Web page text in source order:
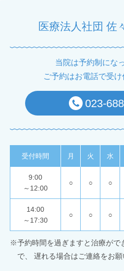
医療法人社団 佐
当院は予約制にな
ご予約はお電話で受
023-
受付時間 月 火 水
9:00
～12:00
○ ○ ○
14:00
～17:30
○ ○ ○
※予約時間を過ぎますと治療がで
で、
遅れる場合はご連絡をお願